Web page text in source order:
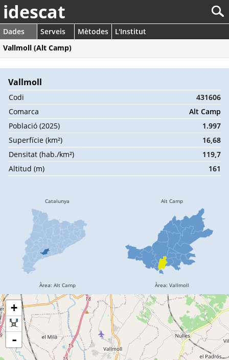
idescat
Dades Serveis Mètodes
L'Institut
Vallmoll (Alt Camp)
Vallmoll
Codi
431606
Comarca
Alt Camp
Població (2025)
1.997
Superfície (km²)
16,68
Densitat (hab./km²)
119,7
Altitud (m)
161
+
-